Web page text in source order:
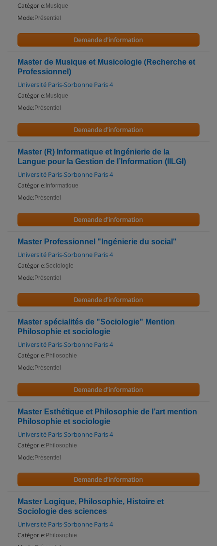
Catégorie: Musique
Mode: Présentiel
Demande d'information
Master de Musique et Musicologie (Recherche et
Professionnel)
Université Paris-Sorbonne Paris 4
Catégorie: Musique
Mode: Présentiel
Demande d'information
Master (R) Informatique et Ingénierie de la
Langue pour la Gestion de l’Information (IILGI)
Université Paris-Sorbonne Paris 4
Catégorie: Informatique
Mode: Présentiel
Demande d'information
Master Professionnel "Ingénierie du social"
Université Paris-Sorbonne Paris 4
Catégorie:Sociologie
Mode: Présentiel
Demande d'information
Master spécialités de "Sociologie" Mention
Philosophie et sociologie
Université Paris-Sorbonne Paris 4
Catégorie: Philosophie
Mode: Présentiel
Demande d'information
Master Esthétique et Philosophie de l’art mention
Philosophie et sociologie
Université Paris-Sorbonne Paris 4
Catégorie: Philosophie
Mode: Présentiel
Demande d'information
Master Logique, Philosophie, Histoire et
Sociologie des sciences
Université Paris-Sorbonne Paris 4
Catégorie: Philosophie